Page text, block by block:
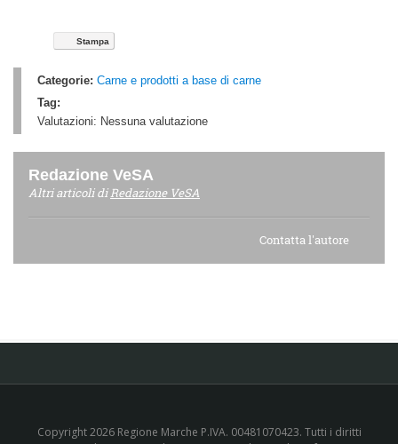
Stampa
Categorie: Carne e prodotti a base di carne
Tag:
Valutazioni: Nessuna valutazione
Redazione VeSA
Altri articoli diRedazione VeSA
Contatta l'autore
Copyright 2026 Regione Marche P.IVA. 00481070423. Tutti i diritti